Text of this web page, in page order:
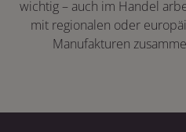
wichtig – auch im Handel
mit regionalen oder
Manufakturen